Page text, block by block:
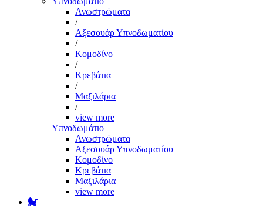
Ανωστρώματα
/
Αξεσουάρ Υπνοδωματίου
/
Κομοδίνο
/
Κρεβάτια
/
Μαξιλάρια
/
view more
Υπνοδωμάτιο
Ανωστρώματα
Αξεσουάρ Υπνοδωματίου
Κομοδίνο
Κρεβάτια
Μαξιλάρια
view more